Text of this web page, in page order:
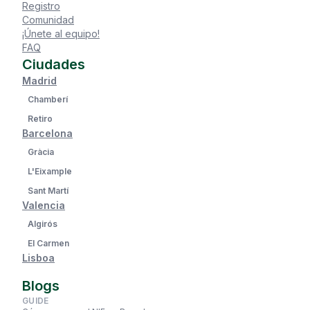
Registro
Comunidad
¡Únete al equipo!
FAQ
Ciudades
Madrid
Chamberí
Retiro
Barcelona
Gràcia
L'Eixample
Sant Martí
Valencia
Algirós
El Carmen
Lisboa
Blogs
GUIDE